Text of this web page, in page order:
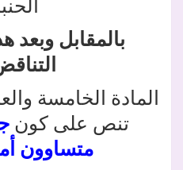
بالمقابل وبعد
المادة الخامسة
تنص على كون
متساوون